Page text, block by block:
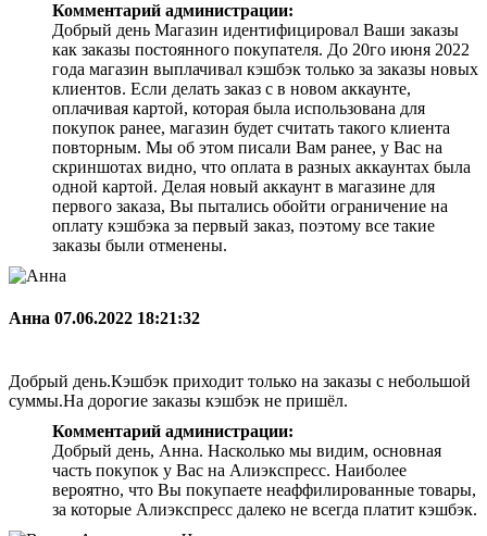
Комментарий администрации:
Добрый день Магазин идентифицировал Ваши заказы
как заказы постоянного покупателя. До 20го июня 2022
года магазин выплачивал кэшбэк только за заказы новых
клиентов. Если делать заказ с в новом аккаунте,
оплачивая картой, которая была использована для
покупок ранее, магазин будет считать такого клиента
повторным. Мы об этом писали Вам ранее, у Вас на
скриншотах видно, что оплата в разных аккаунтах была
одной картой. Делая новый аккаунт в магазине для
первого заказа, Вы пытались обойти ограничение на
оплату кэшбэка за первый заказ, поэтому все такие
заказы были отменены.
Анна 07.06.2022 18:21:32
Добрый день.Кэшбэк приходит только на заказы с небольшой
суммы.На дорогие заказы кэшбэк не пришёл.
Комментарий администрации:
Добрый день, Анна. Насколько мы видим, основная
часть покупок у Вас на Алиэкспресс. Наиболее
вероятно, что Вы покупаете неаффилированные товары,
за которые Алиэкспресс далеко не всегда платит кэшбэк.